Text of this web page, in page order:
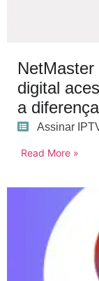
digital
a diferença
Assinar
Read More »